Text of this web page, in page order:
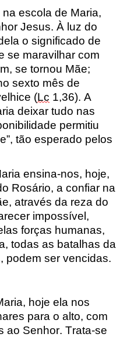
escola de Maria,
Jesus. À luz do
o significado de
se maravilhar com
se tornou Mãe;
sexto mês de
(Lc 1,36). A
deixar tudo nas
permitiu
tão esperado pelos
ensina-nos, hoje,
Rosário, a confiar na
através da reza do
impossível,
forças humanas,
todas as batalhas da
podem ser vencidas.
hoje ela nos
para o alto, com
ao Senhor. Trata-se